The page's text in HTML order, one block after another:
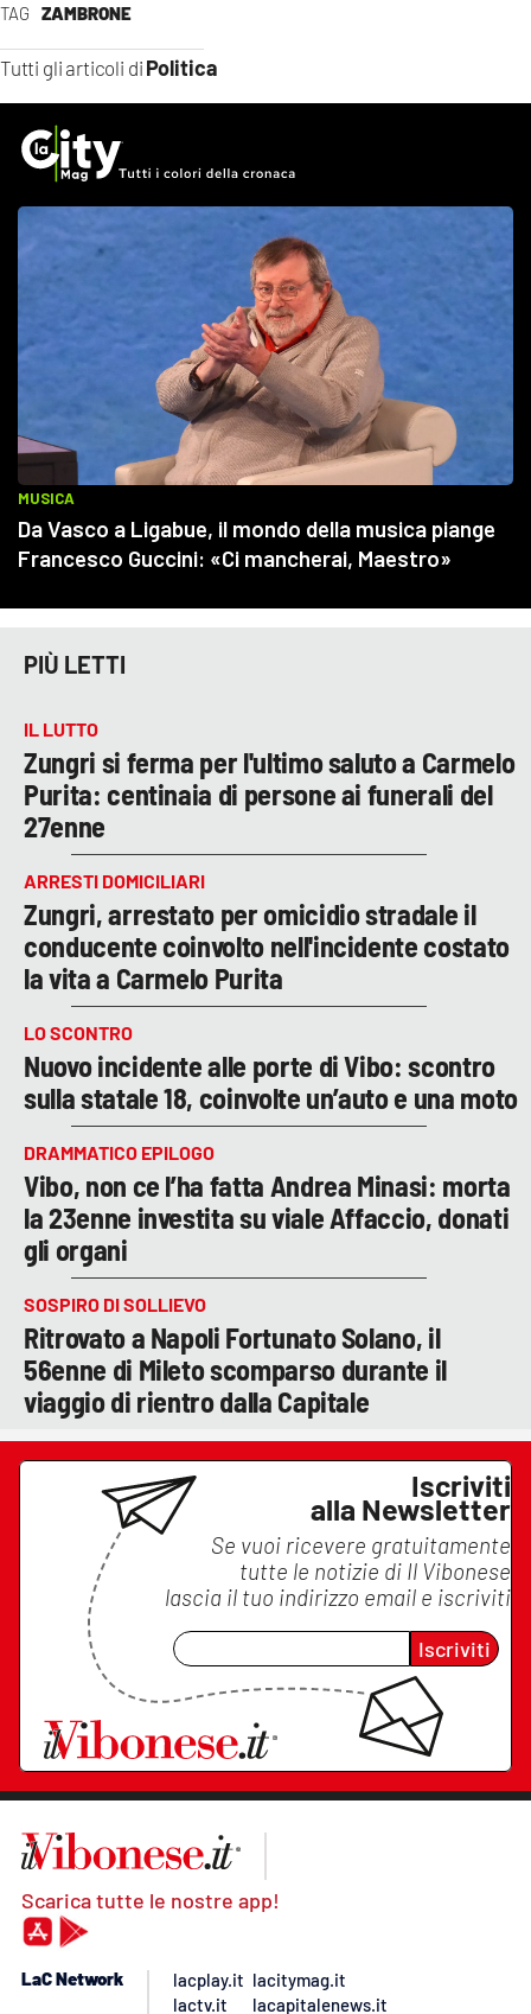
TAG ZAMBRONE
Tutti gli articoli di Politica
PIÙ LETTI
IL LUTTO
Zungri si ferma per l'ultimo saluto a Carmelo
Purita: centinaia di persone ai funerali del
27enne
ARRESTI DOMICILIARI
Zungri, arrestato per omicidio stradale il
conducente coinvolto nell'incidente costato
la vita a Carmelo Purita
LO SCONTRO
Nuovo incidente alle porte di Vibo: scontro
sulla statale 18, coinvolte un’auto e una moto
DRAMMATICO EPILOGO
Vibo, non ce l’ha fatta Andrea Minasi: morta
la 23enne investita su viale Affaccio, donati
gli organi
SOSPIRO DI SOLLIEVO
Ritrovato a Napoli Fortunato Solano, il
56enne di Mileto scomparso durante il
viaggio di rientro dalla Capitale
Iscriviti
alla Newsletter
Se vuoi ricevere gratuitamente
tutte le notizie di Il Vibonese
lascia il tuo indirizzo email e iscriviti
Iscriviti
Scarica tutte le nostre app!
LaC Network
lacplay.it
lactv.it
lacitymag.it
lacapitalenews.it